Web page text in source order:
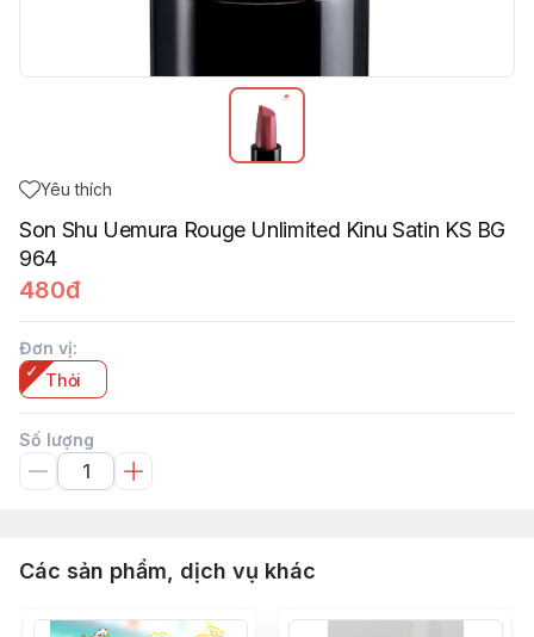
Yêu thích
Son Shu Uemura Rouge Unlimited Kinu Satin KS BG
964
480đ
Đơn vị:
Thỏi
Số lượng
Các sản phẩm, dịch vụ khác